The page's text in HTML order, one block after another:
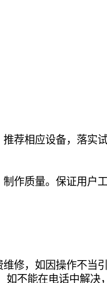
荐相应设备，落实
作质量。保证用户
修，如因操作不当
不能在电话中解决